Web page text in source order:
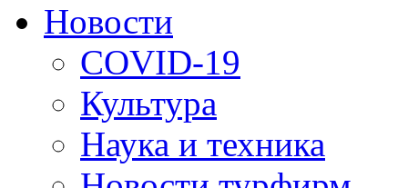
Новости
COVID-19
Культура
Наука и техника